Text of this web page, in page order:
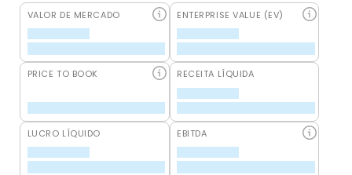
VALOR DE MERCADO ENTERPRISE VALUE (EV)
PRICE TO BOOK RECEITA LÍQUIDA
LUCRO LÍQUIDO EBITDA